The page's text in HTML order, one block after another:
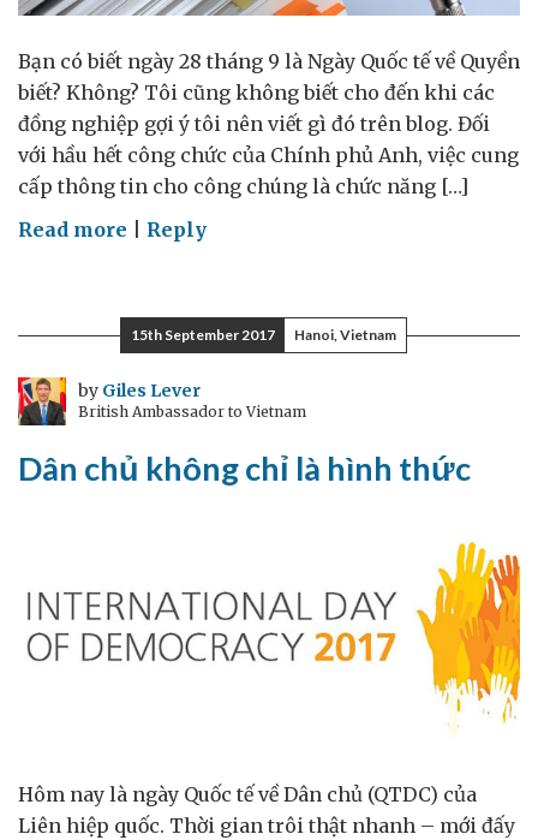
Bạn có biết ngày 28 tháng 9 là Ngày Quốc tế về Quyền
biết? Không? Tôi cũng không biết cho đến khi các
đồng nghiệp gợi ý tôi nên viết gì đó trên blog. Đối
với hầu hết công chức của Chính phủ Anh, việc cung
cấp thông tin cho công chúng là chức năng […]
Read more on
để
đi
nhanh!
Reply
15th September 2017 Hanoi, Vietnam
by Giles Lever
British Ambassador to Vietnam
Dân chủ không chỉ là hình thức
Hôm nay là ngày Quốc tế về Dân chủ (QTDC) của
Liên hiệp quốc. Thời gian trôi thật nhanh – mới đấy